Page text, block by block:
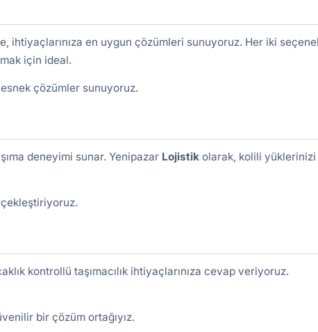
ihtiyaçlarınıza en uygun çözümleri sunuyoruz. Her iki
için ideal.
çözümler sunuyoruz.
deneyimi sunar. Yenipazar Lojistikolarak, kolili yüklerinizi
kontrollü taşımacılık ihtiyaçlarınıza cevap veriyoruz.
bir çözüm ortağıyız.